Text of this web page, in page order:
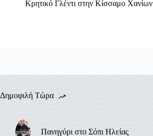
Κρητικό Γλέντι στην Κίσσαμο Χανίων
Δημοφιλή Τώρα
Πανηγύρι στο Σόπι Ηλείας